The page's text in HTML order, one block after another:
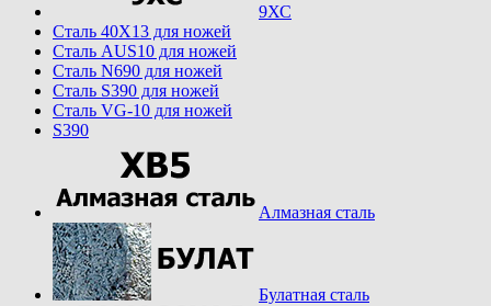
9ХС
Cталь 40Х13 для ножей
Cталь AUS10 для ножей
Cталь N690 для ножей
Cталь S390 для ножей
Cталь VG-10 для ножей
S390
Алмазная сталь
Булатная сталь